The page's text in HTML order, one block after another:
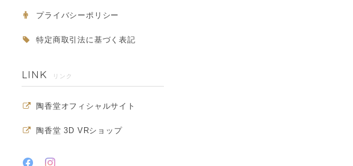
プライバシーポリシー
特定商取引法に基づく表記
LINK リンク
陶香堂オフィシャルサイト
陶香堂 3D VRショップ